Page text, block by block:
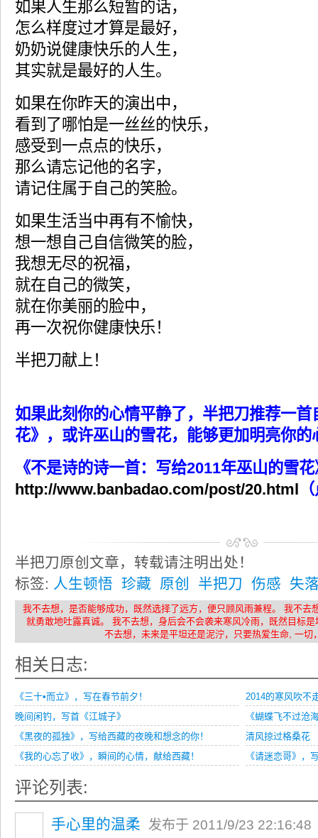
如果人生那么短暂的话，
怎么样度过才算是最好，
奶奶说健康快乐的人生，
其实就是最好的人生。
如果在你昨天的演出中，
看到了哪怕是一丝丝的快乐，
感受到一点点的快乐，
那么请忘记他的名字，
请记住属于自己的笑脸。
如果生活当中再有不愉快，
想一想自己自信微笑的脸，
我想无尽的祝福，
就在自己的微笑，
就在你美丽的脸中，
再一次祝你健康快乐！
半把刀献上！
如果此刻你的心情平静了，半把刀推荐一首
花》，或许巫山的雪花，能够更加明亮你
《不是诗的诗一首：写给2011年巫山的雪
http://www.banbadao.com/post/20.html
半把刀原创文章，转载请注明出处！
标签: 人生顿悟 珍藏 原创 半把刀 伤感 失
我不去想，是否能够成功，既然选择了远方，便只顾风雨兼程。 我不去
就勇敢地吐露真诚。 我不去想，身后会不会袭来寒风冷雨，既然目标
不去想，未来是平坦还是泥泞，只要热爱生命, 一切
相关日志:
《三十•而立》，写在春节前夕！
2014的寒风吹不
晚间闲钓，写首《江城子》
《蝴蝶飞不过沧
《黑夜的孤独》，写给西藏的夜晚和想念的你！
清风掠过格桑花
《我的心忘了收》，瞬间的心情，献给西藏！
《请迷恋哥》，
评论列表:
手心里的温柔 发布于 2011/9/23 22:16:48